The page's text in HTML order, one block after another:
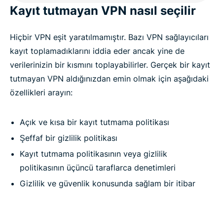
Kayıt tutmayan VPN nasıl seçilir
Hiçbir VPN eşit yaratılmamıştır. Bazı VPN sağlayıcıları
kayıt toplamadıklarını iddia eder ancak yine de
verilerinizin bir kısmını toplayabilirler. Gerçek bir kayıt
tutmayan VPN aldığınızdan emin olmak için aşağıdaki
özellikleri arayın:
Açık ve kısa bir kayıt tutmama politikası
Şeffaf bir gizlilik politikası
Kayıt tutmama politikasının veya gizlilik
politikasının üçüncü taraflarca denetimleri
Gizlilik ve güvenlik konusunda sağlam bir itibar